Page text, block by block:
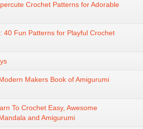
Crochet Patterns for Adorable
40 Fun Patterns for Playful Crochet
Makers Book of Amigurumi
To Crochet Easy, Awesome
and Amigurumi